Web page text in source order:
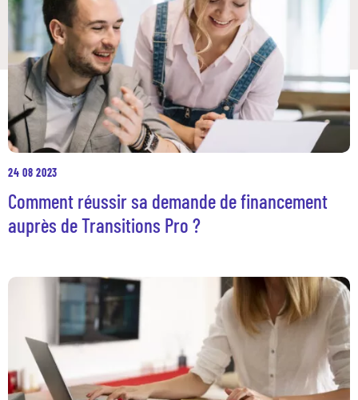
24 08 2023
Comment réussir sa demande de financement
auprès de Transitions Pro ?